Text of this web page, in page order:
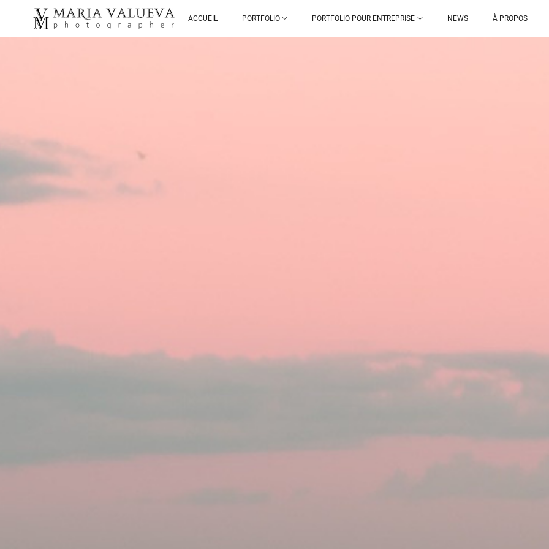
ACCUEIL PORTFOLIO PORTFOLIO POUR ENTREPRISE NEWS À PROPOS